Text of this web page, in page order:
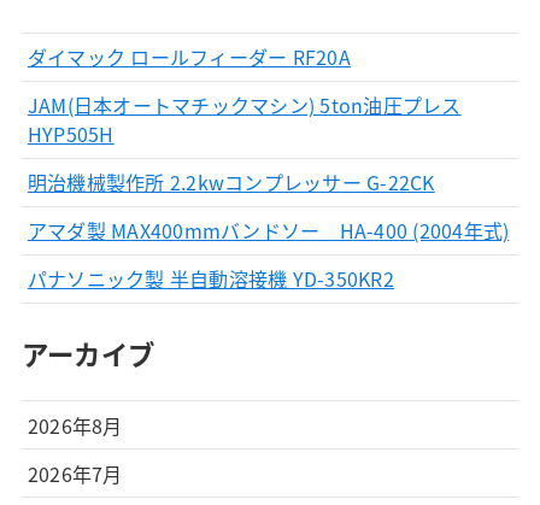
ダイマック ロールフィーダー RF20A
JAM(日本オートマチックマシン) 5ton油圧プレス
HYP505H
明治機械製作所 2.2kwコンプレッサー G-22CK
アマダ製 MAX400mmバンドソー HA-400 (2004年式)
パナソニック製 半自動溶接機 YD-350KR2
アーカイブ
2026年8月
2026年7月